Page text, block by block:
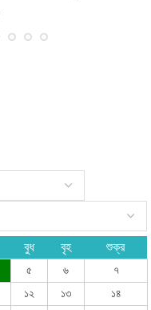
বুধ বৃহ শুক্র
৫ ৬
৭
১২ ১৩
১৪